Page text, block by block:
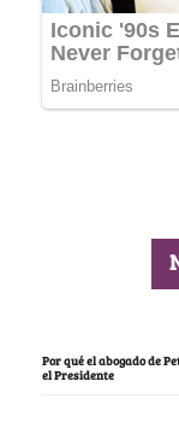
Por qué el abogado de
el Presidente